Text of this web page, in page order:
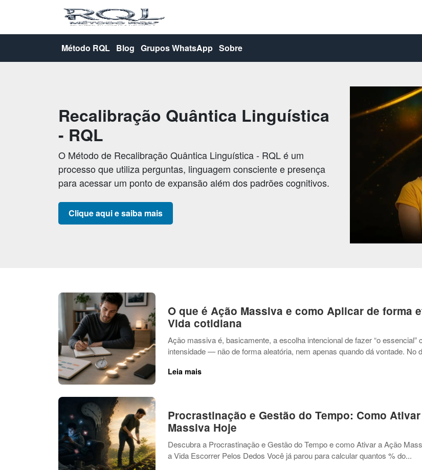
Método RQL Blog Grupos WhatsApp Sobre
Recalibração Quântica Linguística
- RQL
O Método de Recalibração Quântica Linguística - RQL é um
processo que utiliza perguntas, linguagem consciente e presença
para acessar um ponto de expansão além dos padrões cognitivos.
Clique aqui e saiba mais
O que é Ação Massiva e como Aplicar de forma
Vida cotidiana
Ação massiva é, basicamente, a escolha intencional de fazer “o essencial”
intensidade — não de forma aleatória, nem apenas quando dá vontade. No
Leia mais
Procrastinação e Gestão do Tempo: Como
Massiva Hoje
Descubra a Procrastinação e Gestão do Tempo e como Ativar a Ação
a Vida Escorrer Pelos Dedos Você já parou para calcular quantos % do...